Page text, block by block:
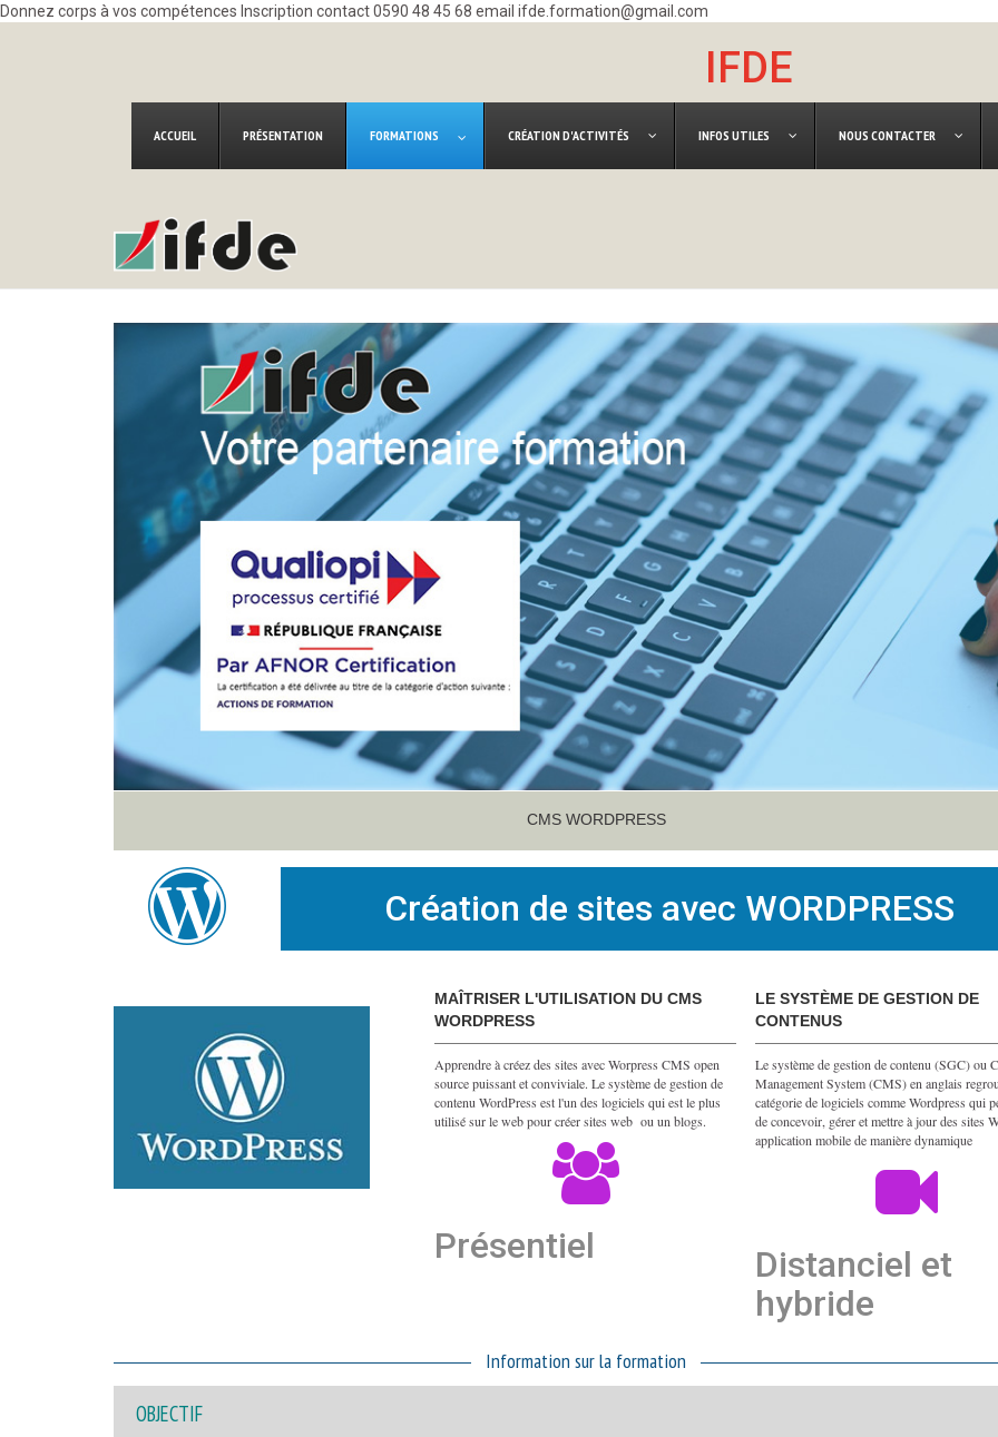
Donnez corps à vos compétences Inscription contact 0590 48 45 68 email ifde.formation@gmail.com
IFDE
ACCUEIL PRÉSENTATION FORMATIONS CRÉATION D'ACTIVITÉS INFOS UTILES NOUS CONTACTER
CMS WORDPRESS
Création de sites avec WORDPRESS
MAÎTRISER L'UTILISATION DU CMS
WORDPRESS
Apprendre à créez des sites avec Worpress CMS open
source puissant et conviviale.Le système de gestion de
contenu WordPress est l'un des logiciels qui est le plus
utilisé sur le web pour créer sites web ou un blogs.
Présentiel
LE SYSTÈME DE GESTION DE
CONTENUS
Le système de gestion de contenu (SGC) ou
Management System (CMS) en anglais
catégorie de logiciels comme Wordpress qui
de concevoir, gérer et mettre à jour des sites
application mobile de manière dynamique
Distanciel et
hybride
Information sur la formation
OBJECTIF